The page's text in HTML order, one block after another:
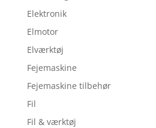
Elektronik
Elmotor
Elværktøj
Fejemaskine
Fejemaskine tilbehør
Fil
Fil & værktøj